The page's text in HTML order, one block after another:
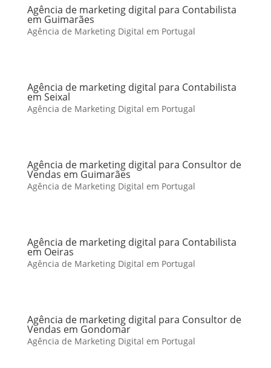
Agência de marketing digital para Contabilista
em Guimarães
Agência de Marketing Digital em Portugal
Agência de marketing digital para Contabilista
em Seixal
Agência de Marketing Digital em Portugal
Agência de marketing digital para Consultor de
Vendas em Guimarães
Agência de Marketing Digital em Portugal
Agência de marketing digital para Contabilista
em Oeiras
Agência de Marketing Digital em Portugal
Agência de marketing digital para Consultor de
Vendas em Gondomar
Agência de Marketing Digital em Portugal